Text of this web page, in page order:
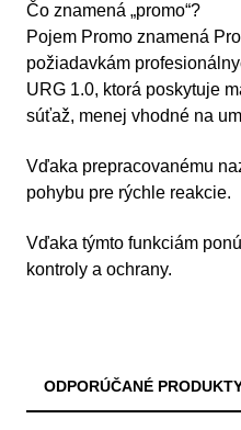
Čo znamená „promo“?
Pojem Promo znamená
požiadavkám
URG 1.0, ktorá poskytuje
súťaž, menej vhodné na
Vďaka prepracovanému
pohybu pre rýchle reakcie.
Vďaka týmto funkciám
kontroly a ochrany.
ODPORÚČANÉ